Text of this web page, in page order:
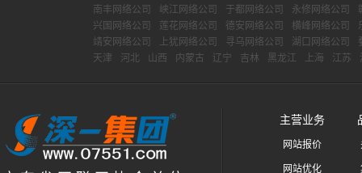
南丰网络公司
峡江网络公司 于都网络公司 永修网络公司
兴国网络公司
莲花网络公司 德安网络公司 横峰网络公司
靖安网络公司
上犹网络公司 寻乌网络公司 湖口网络公司
天津
河北 山西 内蒙古 辽宁 吉林 黑龙江 上海 江苏
主营业务
网站报价
网站优化